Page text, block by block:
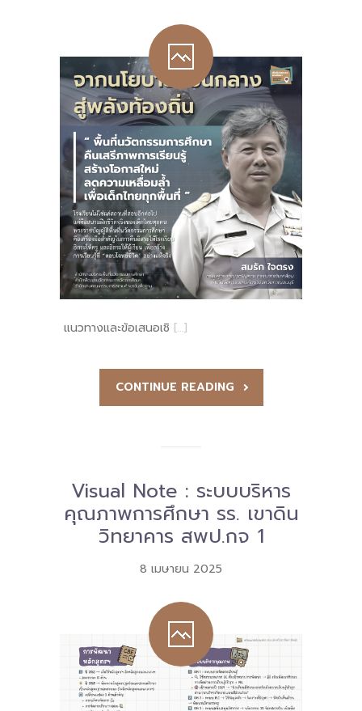
แนวทางและข้อเสนอเชิ […]
CONTINUE READING
Visual Note : ระบบบริหาร
คุณภาพการศึกษา รร. เขาดิน
วิทยาคาร สพป.กจ 1
8 เมษายน 2025